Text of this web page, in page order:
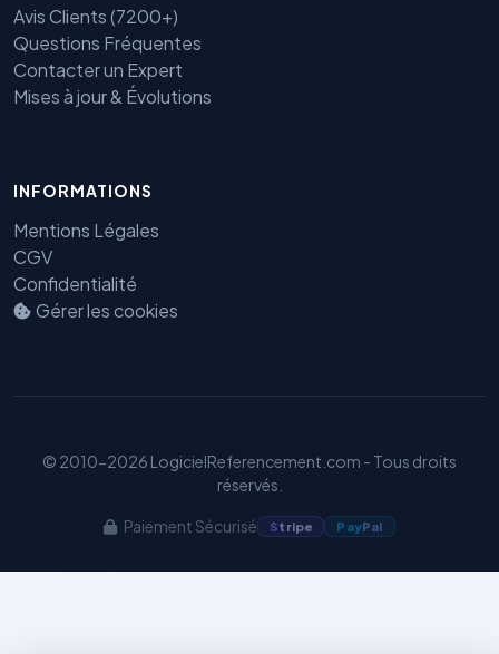
Avis Clients (7200+)
Questions Fréquentes
Contacter un Expert
Mises à jour & Évolutions
INFORMATIONS
Mentions Légales
CGV
Confidentialité
Gérer les cookies
© 2010-2026 LogicielReferencement.com - Tous droits
réservés.
Paiement Sécurisé Stripe PayPal